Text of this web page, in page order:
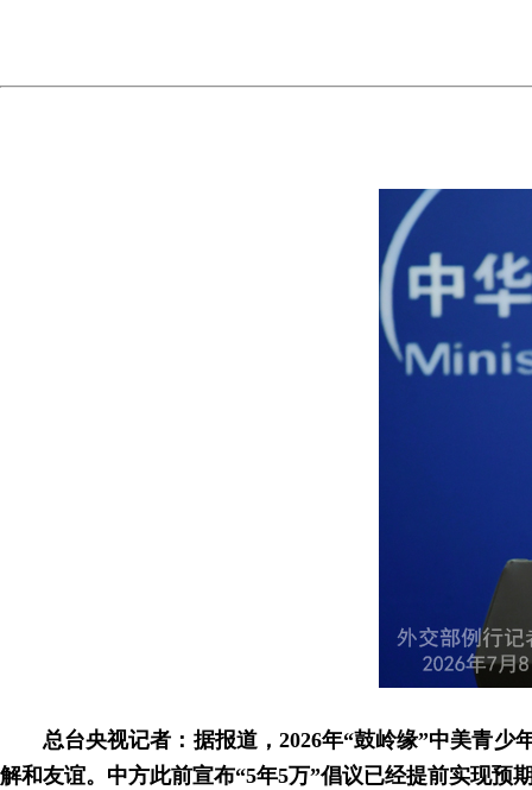
总台央视记者：据报道，2026年“鼓岭缘”中美青
解和友谊。中方此前宣布“5年5万”倡议已经提前实现